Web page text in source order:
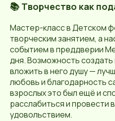
📚 Творчество как
Мастер-класс в Детском
творческим занятием, а
событием в преддверии
дня. Возможность
вложить в него душу —
любовь и благодарность
взрослых это был ещё и
расслабиться и провести
удовольствием.